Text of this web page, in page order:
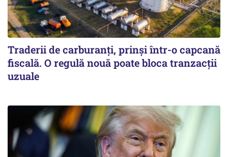
Traderii de carburanți, prinși într-o capcană
fiscală. O regulă nouă poate bloca tranzacții
uzuale